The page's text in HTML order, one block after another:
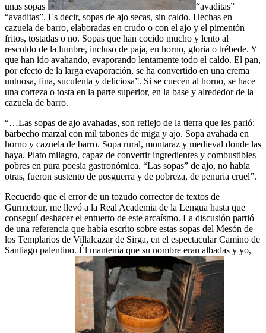
unas sopas
“avaditas”
“avaditas”. Es decir, sopas de ajo secas, sin caldo. Hechas en
cazuela de barro, elaboradas en crudo o con el ajo y el pimentón
fritos, tostadas o no. Sopas que han cocido mucho y lento al
rescoldo de la lumbre, incluso de paja, en horno, gloria o trébede. Y
que han ido avahando, evaporando lentamente todo el caldo. El pan,
por efecto de la larga evaporación, se ha convertido en una crema
untuosa, fina, suculenta y deliciosa”. Si se cuecen al horno, se hace
una corteza o tosta en la parte superior, en la base y alrededor de la
cazuela de barro.
“…Las sopas de ajo avahadas, son reflejo de la tierra que les parió:
barbecho marzal con mil tabones de miga y ajo. Sopa avahada en
horno y cazuela de barro. Sopa rural, montaraz y medieval donde las
haya. Plato milagro, capaz de convertir ingredientes y combustibles
pobres en pura poesía gastronómica. “Las sopas” de ajo, no había
otras, fueron sustento de posguerra y de pobreza, de penuria cruel”.
Recuerdo que el error de un tozudo corrector de textos de
Gurmetour, me llevó a la Real Academia de la Lengua hasta que
conseguí deshacer el entuerto de este arcaísmo. La discusión partió
de una referencia que había escrito sobre estas sopas del Mesón de
los Templarios de Villalcazar de Sirga, en el espectacular Camino de
Santiago palentino. Él mantenía que su nombre eran albadas y yo,